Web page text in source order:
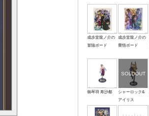
成歩堂龍ノ介の
冒險ボード
成歩堂龍ノ介の
覺悟ボード
御琴羽 寿沙都
シャーロック&
アイリス